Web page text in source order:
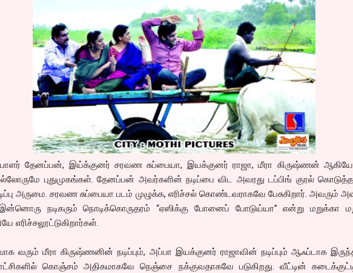
தேனப்பன், இய்க்குனர் சரவண சுப்பையா, இயக்குனர் ராஜா, மீரா கிருஷ்ணன்
புதுமுகங்கள். தேனப்பன் அவர்களின் நடிப்பை விட அவரது டப்பிங் குரல்
அருமை. சரவண சுப்பையா படம் முழுக்க, எரிச்சல் கொண்டவராகவே பேசுகிறார். அவரும்
நடிகரும் நொடிக்கொருதரம் “ஏஸிக்கு போனைப் போடுய்யா” என்று மறுக்கா
எரிச்சலூட்டுகிறார்கள்.
வரும் மீரா கிருஷ்ணனின் நடிப்பும், அப்பா இயக்குனர் ராஜாவின் நடிப்பும் ஆஃப்டாக
கொஞ்சம் அதிகமாகவே நெஞ்சை நக்குவதாகவே படுகிறது. வீட்டின்